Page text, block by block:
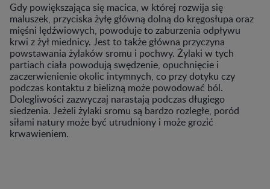
Gdy powiększająca się macica, w której rozwija się
maluszek, przyciska żyłę główną dolną do kręgosłupa oraz
mięśni lędźwiowych, powoduje to zaburzenia odpływu
krwi z żył miednicy. Jest to także główna przyczyna
powstawania żylaków sromu i pochwy. Żylaki w tych
partiach ciała powodują swędzenie, opuchnięcie i
zaczerwienienie okolic intymnych, co przy dotyku czy
podczas kontaktu z bielizną może powodować ból.
Dolegliwości zazwyczaj narastają podczas długiego
siedzenia. Jeżeli żylaki sromu są bardzo rozległe, poród
siłami natury może być utrudniony i może grozić
krwawieniem.